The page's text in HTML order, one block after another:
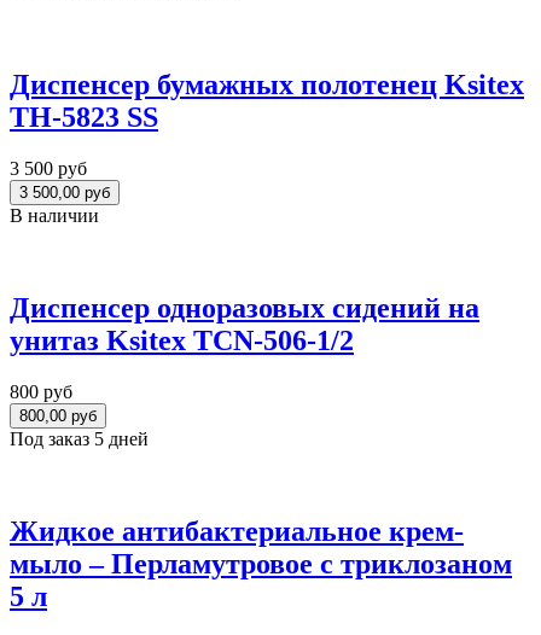
Диспенсер бумажных полотенец Ksitex
TН-5823 SS
3 500 руб
В наличии
Диспенсер одноразовых сидений на
унитаз Ksitex TCN-506-1/2
800 руб
Под заказ 5 дней
Жидкое антибактериальное крем-
мыло – Перламутровое с триклозаном
5 л